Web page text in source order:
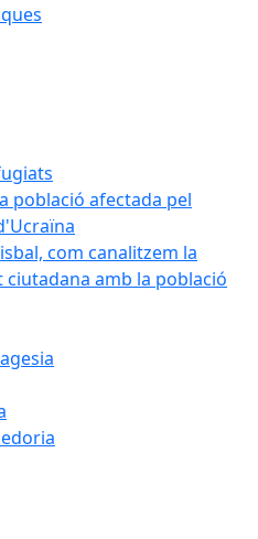
població afectada pel
com canalitzem la
amb la població